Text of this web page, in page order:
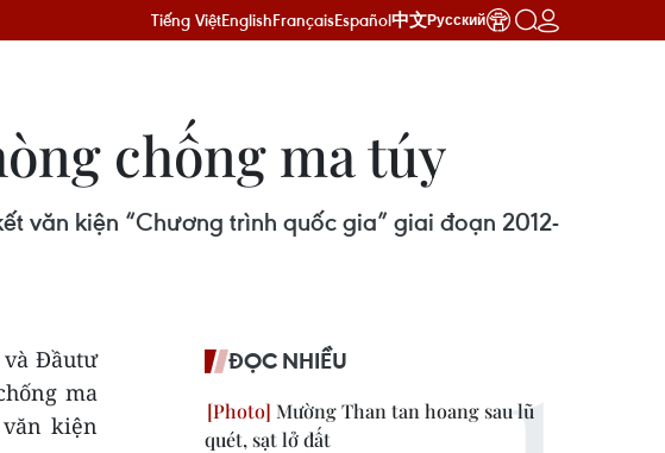
Tiếng ViệtEnglishFrançaisEspañol中文Русский
chống ma túy
văn kiện “Chương trình quốc gia” giai đoạn 2012-
và Đầutư
ma
kiện
ĐỌC NHIỀU
Mường Than tan hoang sau lũ
quét, sạt lở đất